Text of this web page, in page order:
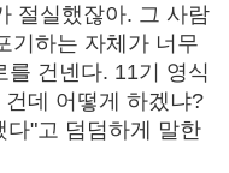
절실했잖아. 그 사람
기하는 자체가 너무
를 건넨다. 11기 영식
데 어떻게 하겠냐?
다"고 덤덤하게 말한